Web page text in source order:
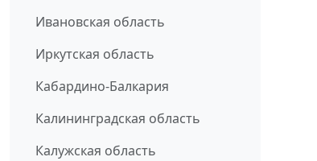
Ивановская область
Иркутская область
Кабардино-Балкария
Калининградская область
Калужская область